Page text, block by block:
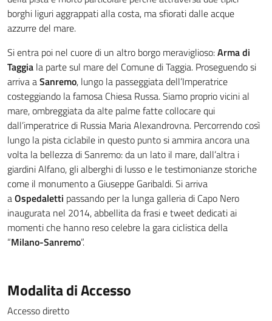
borghi liguri aggrappati alla costa, ma sfiorati dalle acque
azzurre del mare.
Si entra poi nel cuore di un altro borgo meraviglioso:Arma di
Taggia la parte sul mare del Comune di Taggia. Proseguendo si
arriva aSanremo, lungo la passeggiata dell’Imperatrice
costeggiando la famosa Chiesa Russa. Siamo proprio vicini al
mare, ombreggiata da alte palme fatte collocare qui
dall’imperatrice di Russia Maria Alexandrovna. Percorrendo così
lungo la pista ciclabile in questo punto si ammira ancora una
volta la bellezza di Sanremo: da un lato il mare, dall’altra i
giardini Alfano, gli alberghi di lusso e le testimonianze storiche
come il monumento a Giuseppe Garibaldi. Si arriva
aOspedaletti passando per la lunga galleria di Capo Nero
inaugurata nel 2014, abbellita da frasi e tweet dedicati ai
momenti che hanno reso celebre la gara ciclistica della
“Milano-Sanremo”.
Modalita di Accesso
Accesso diretto